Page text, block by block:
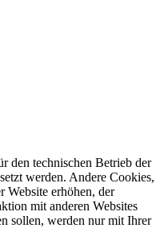
den technischen Betrieb der
werden. Andere Cookies,
Website erhöhen, der
mit anderen Websites
sollen, werden nur mit Ihrer